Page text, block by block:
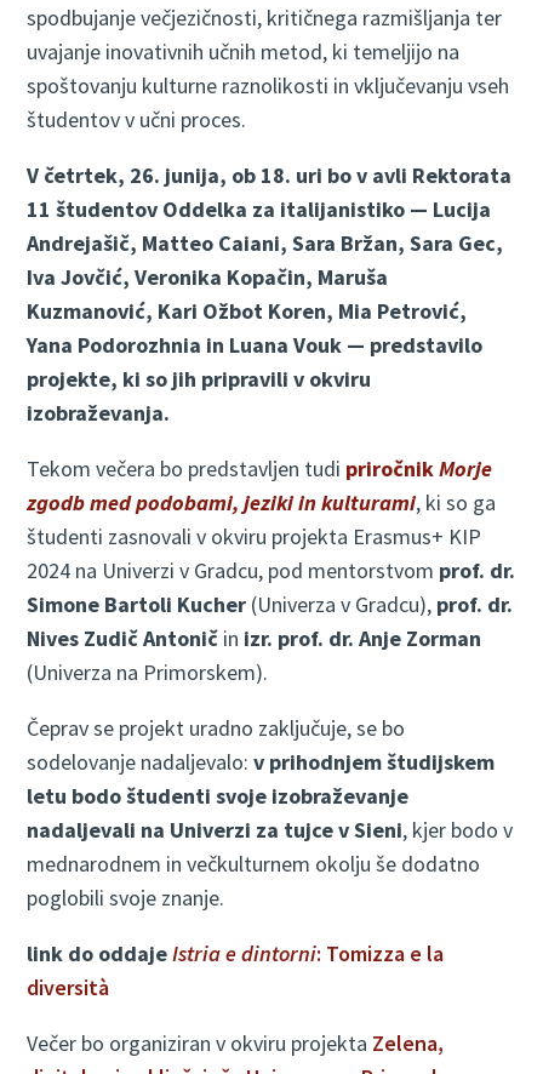
spodbujanje večjezičnosti, kritičnega razmišljanja ter
uvajanje inovativnih učnih metod, ki temeljijo na
spoštovanju kulturne raznolikosti in vključevanju vseh
študentov v učni proces.
V četrtek, 26. junija, ob 18. uri bo v avli Rektorata
11 študentov Oddelka za italijanistiko — Lucija
Andrejašič, Matteo Caiani, Sara Bržan, Sara Gec,
Iva Jovčić, Veronika Kopačin, Maruša
Kuzmanović, Kari Ožbot Koren, Mia Petrović,
Yana Podorozhnia in Luana Vouk — predstavilo
projekte, ki so jih pripravili v okviru
izobraževanja.
Tekom večera bo predstavljen tudi priročnikMorje
zgodb med podobami, jeziki in kulturami, ki so ga
študenti zasnovali v okviru projekta Erasmus+ KIP
2024 na Univerzi v Gradcu, pod mentorstvom prof. dr.
Simone Bartoli Kucher (Univerza v Gradcu), prof. dr.
Nives Zudič Antonič in izr. prof. dr. Anje Zorman
(Univerza na Primorskem).
Čeprav se projekt uradno zaključuje, se bo
sodelovanje nadaljevalo:v prihodnjem študijskem
letu bodo študenti svoje izobraževanje
nadaljevali na Univerzi za tujce v Sieni, kjer bodo v
mednarodnem in večkulturnem okolju še dodatno
poglobili svoje znanje.
link do oddajeIstria e dintorni: Tomizza e la
diversità
Večer bo organiziran v okviru projekta Zelena,